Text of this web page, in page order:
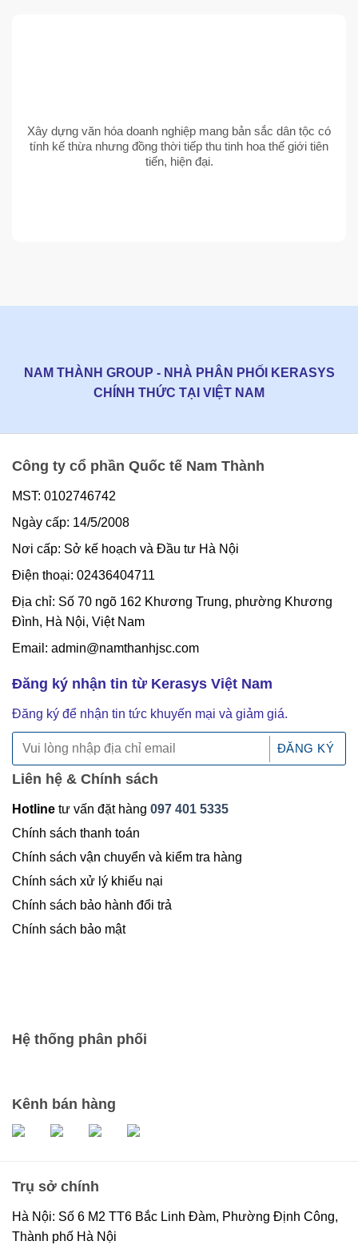
Xây dựng văn hóa doanh nghiệp mang bản sắc dân tộc có
tính kế thừa nhưng đồng thời tiếp thu tinh hoa thế giới tiên
tiến, hiện đại.
NAM THÀNH GROUP - NHÀ PHÂN PHỐI KERASYS
CHÍNH THỨC TẠI VIỆT NAM
Công ty cổ phần Quốc tế Nam Thành
MST: 0102746742
Ngày cấp: 14/5/2008
Nơi cấp: Sở kế hoạch và Đầu tư Hà Nội
Điện thoại: 02436404711
Địa chỉ: Số 70 ngõ 162 Khương Trung, phường Khương
Đình, Hà Nội, Việt Nam
Email: admin@namthanhjsc.com
Đăng ký nhận tin từ Kerasys Việt Nam
Đăng ký để nhận tin tức khuyến mại và giảm giá.
Liên hệ & Chính sách
Hotline tư vấn đặt hàng 097 401 5335
Chính sách thanh toán
Chính sách vận chuyển và kiểm tra hàng
Chính sách xử lý khiếu nại
Chính sách bảo hành đổi trả
Chính sách bảo mật
Hệ thống phân phối
Kênh bán hàng
Trụ sở chính
Hà Nội: Số 6 M2 TT6 Bắc Linh Đàm, Phường Định Công,
Thành phố Hà Nội